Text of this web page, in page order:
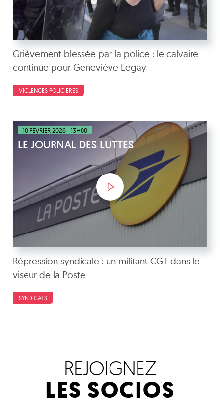
Grièvement blessée par la police : le calvaire
continue pour Geneviève Legay
VIOLENCES POLICIÈRES
10 FÉVRIER 2026 - 13H00
LE JOURNAL DES LUTTES
Répression syndicale : un militant CGT dans le
viseur de la Poste
SYNDICATS
REJOIGNEZ
LES SOCIOS